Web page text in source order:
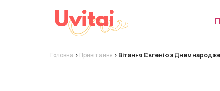
Головна > Привітання > Вітання Євгенію з Днем